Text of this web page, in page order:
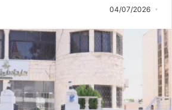
04/07/2026